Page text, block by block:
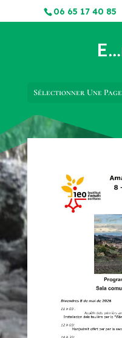
06 65 17 40 85
Sélectionner Une Page